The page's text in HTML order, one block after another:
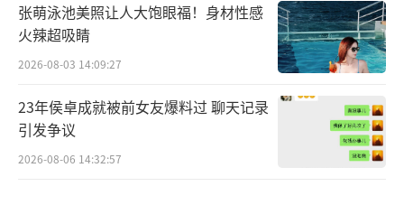
张萌泳池美照让人大饱眼福！身材性感
火辣超吸睛
2026-08-03 14:09:27
23年侯卓成就被前女友爆料过 聊天记录
引发争议
2026-08-06 14:32:57